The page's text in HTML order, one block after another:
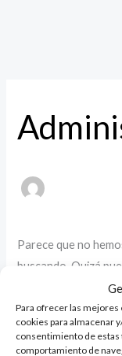
Para ofrecer las
cookies para almacenar
consentimiento de
comportamiento de
Parece que no
buscando. Quizá